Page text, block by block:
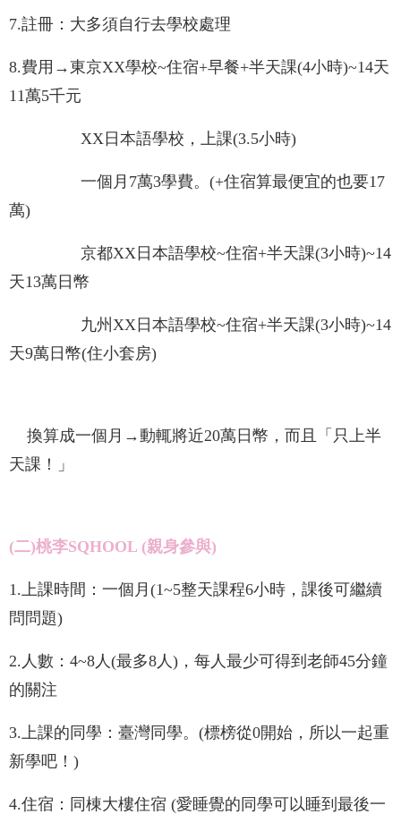
7.註冊：大多須自行去學校處理
8.費用→東京XX學校~住宿+早餐+半天課(4小時)~14天
11萬5千元
XX日本語學校，上課(3.5小時)
一個月7萬3學費。(+住宿算最便宜的也要17
萬)
京都XX日本語學校~住宿+半天課(3小時)~14
天13萬日幣
九州XX日本語學校~住宿+半天課(3小時)~14
天9萬日幣(住小套房)
換算成一個月→動輒將近20萬日幣，而且「只上半
天課！」
(二)桃李SQHOOL (親身參與)
1.上課時間：一個月(1~5整天課程6小時，課後可繼續
問問題)
2.人數：4~8人(最多8人)，每人最少可得到老師45分鐘
的關注
3.上課的同學：臺灣同學。(標榜從0開始，所以一起重
新學吧！)
4.住宿：同棟大樓住宿 (愛睡覺的同學可以睡到最後一